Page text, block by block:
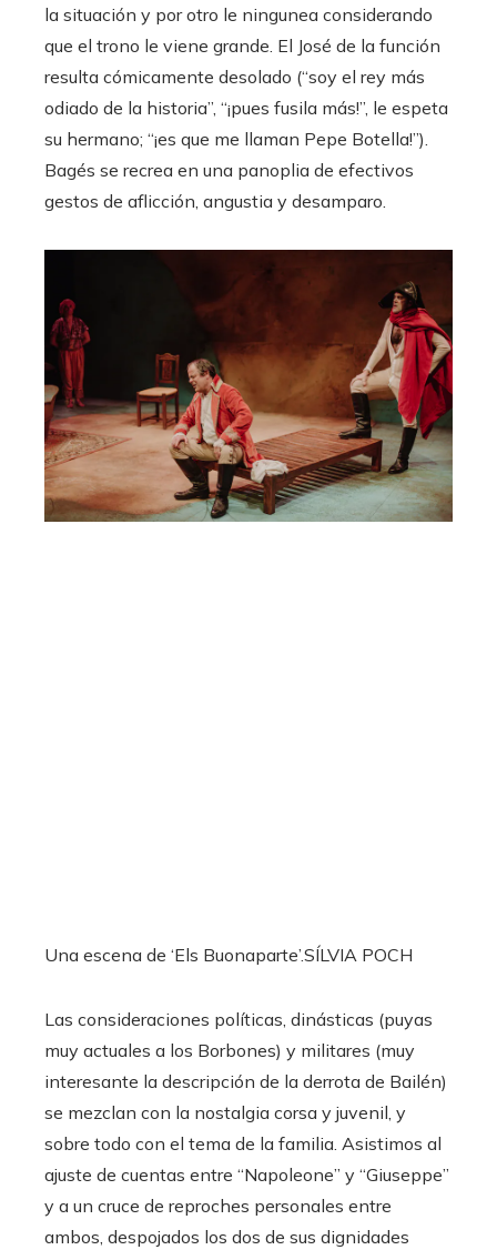
la situación y por otro le ningunea considerando
que el trono le viene grande. El José de la función
resulta cómicamente desolado (“soy el rey más
odiado de la historia”, “¡pues fusila más!”, le espeta
su hermano; “¡es que me llaman Pepe Botella!”).
Bagés se recrea en una panoplia de efectivos
gestos de aflicción, angustia y desamparo.
Una escena de ‘Els Buonaparte’.SÍLVIA POCH
Las consideraciones políticas, dinásticas (puyas
muy actuales a los Borbones) y militares (muy
interesante la descripción de la derrota de Bailén)
se mezclan con la nostalgia corsa y juvenil, y
sobre todo con el tema de la familia. Asistimos al
ajuste de cuentas entre “Napoleone” y “Giuseppe”
y a un cruce de reproches personales entre
ambos, despojados los dos de sus dignidades